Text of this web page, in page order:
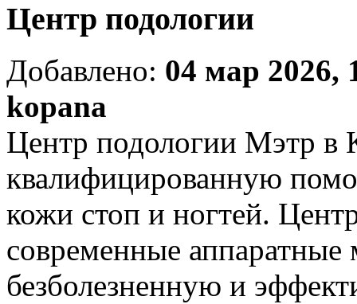
Центр подологии
Добавлено: 04 мар 2026,
kopana
Центр подологии Мэтр в
квалифицированную
кожи стоп и ногтей.
современные аппаратные
безболезненную и